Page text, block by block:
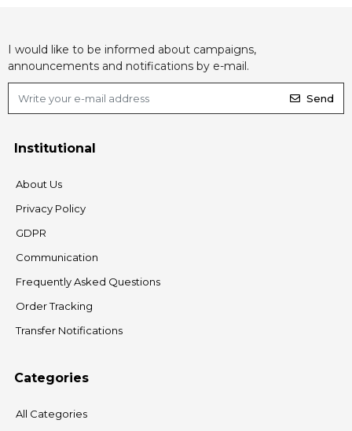
I would like to be informed about campaigns,
announcements and notifications by e-mail.
Send
Institutional
About Us
Privacy Policy
GDPR
Communication
Frequently Asked Questions
Order Tracking
Transfer Notifications
Categories
All Categories